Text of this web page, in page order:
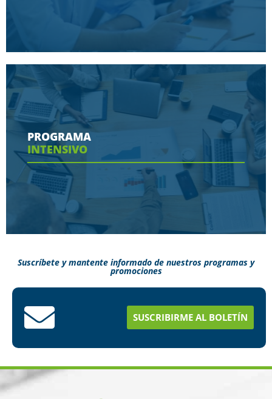
Conoce aquí las herramientas con las que
contaras en tu programa
Ver más
PROGRAMA
INTENSIVO
estudios en menos tiempo
Suscríbete y mantente informado de nuestros programas y
promociones
SUSCRIBIRME AL BOLETÍN